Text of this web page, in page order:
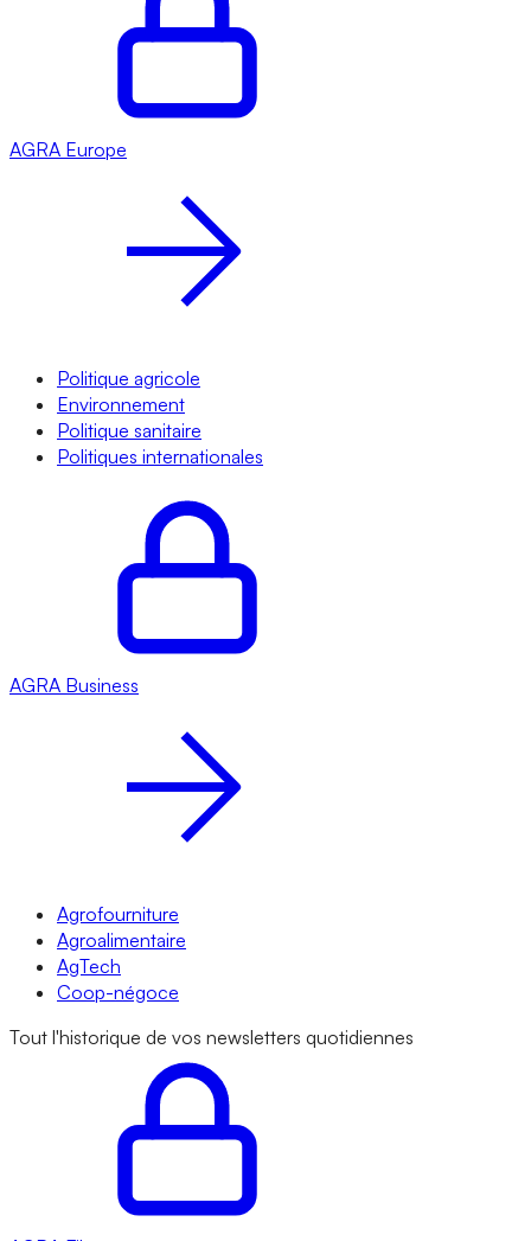
AGRA Europe
Politique agricole
Environnement
Politique sanitaire
Politiques internationales
AGRA Business
Agrofourniture
Agroalimentaire
AgTech
Coop-négoce
Tout l'historique de vos newsletters quotidiennes